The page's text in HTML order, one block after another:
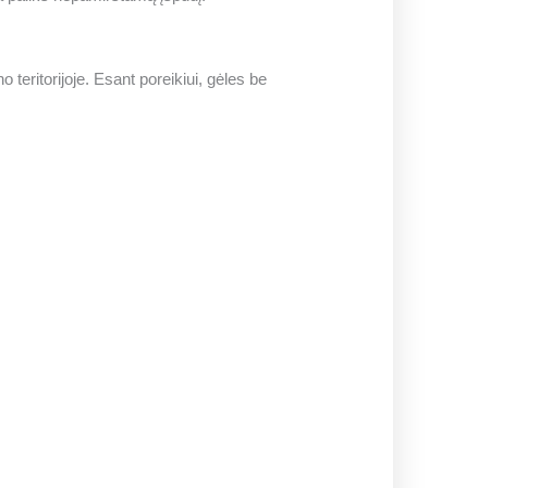
teritorijoje. Esant poreikiui, gėles be